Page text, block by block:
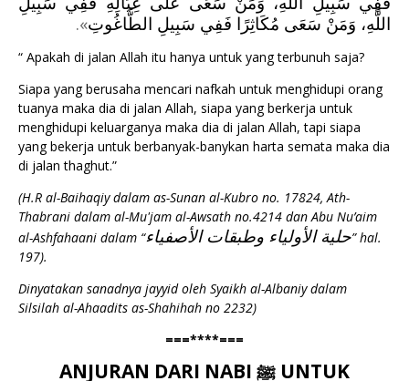
اللَّهِ، وَمَنْ سَعَى مُكَاثِرًا فَفِي سَبِيلِ الطَّاغُوتِ»
.
“ Apakah di jalan Allah itu hanya untuk yang terbunuh saja?
Siapa yang berusaha mencari nafkah untuk menghidupi orang
tuanya maka dia di jalan Allah, siapa yang berkerja untuk
menghidupi keluarganya maka dia di jalan Allah, tapi siapa
yang bekerja untuk berbanyak-banykan harta semata maka dia
di jalan thaghut.”
(H.R al-Baihaqiy dalam as-Sunan al-Kubro no. 17824, Ath-
Thabrani dalam al-Mu'jam al-Awsath no.4214 dan Abu Nu’aim
al-Ashfahaani dalam “حلية الأولياء وطبقات الأصفياء” hal.
197).
Dinyatakan sanadnya jayyid oleh Syaikh al-Albaniy dalam
Silsilah al-Ahaadits as-Shahihah no 2232)
===****===
ANJURAN DARI NABI ﷺ UNTUK